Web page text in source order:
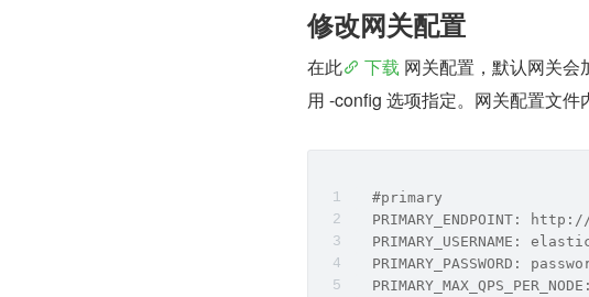
修改网关配置
在此 下载 网关配置，默认网关会
用 -config 选项指定。网关配置文件
  #primary
PRIMARY_ENDPOINT:
PRIMARY_USERNAME:
PRIMARY_PASSWORD: